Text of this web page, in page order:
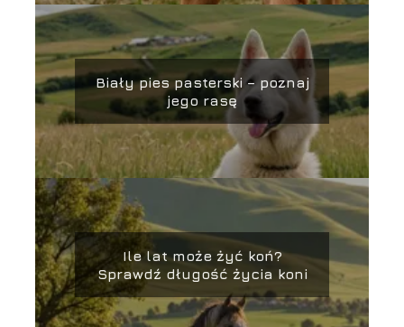
Biały pies pasterski – poznaj
jego rasę
Ile lat może żyć koń?
Sprawdź długość życia koni